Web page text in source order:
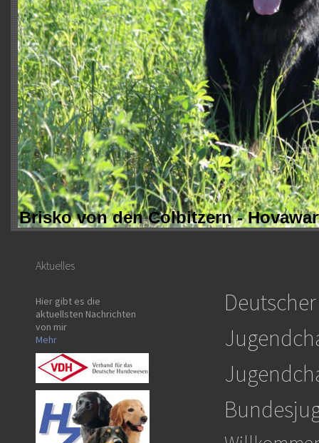
Brisko von den Colbitzern -
Aktuelles
Hier gibt es die
aktuellsten Nachrichten
von mir
Mehr